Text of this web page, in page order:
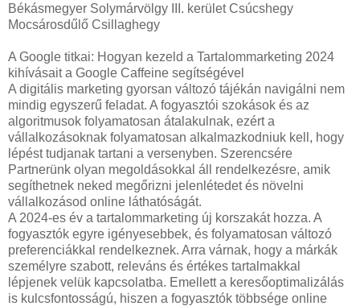
Békásmegyer Solymárvölgy III. kerület Csúcshegy
Mocsárosdűlő Csillaghegy
A Google titkai: Hogyan kezeld a Tartalommarketing 2024
kihívásait a Google Caffeine segítségével
A digitális marketing gyorsan változó tájékán navigálni nem
mindig egyszerű feladat. A fogyasztói szokások és az
algoritmusok folyamatosan átalakulnak, ezért a
vállalkozásoknak folyamatosan alkalmazkodniuk kell, hogy
lépést tudjanak tartani a versenyben. Szerencsére
Partnerünk olyan megoldásokkal áll rendelkezésre, amik
segíthetnek neked megőrizni jelenlétedet és növelni
vállalkozásod online láthatóságát.
A 2024-es év a tartalommarketing új korszakát hozza. A
fogyasztók egyre igényesebbek, és folyamatosan változó
preferenciákkal rendelkeznek. Arra várnak, hogy a márkák
személyre szabott, releváns és értékes tartalmakkal
lépjenek velük kapcsolatba. Emellett a keresőoptimalizálás
is kulcsfontosságú, hiszen a fogyasztók többsége online